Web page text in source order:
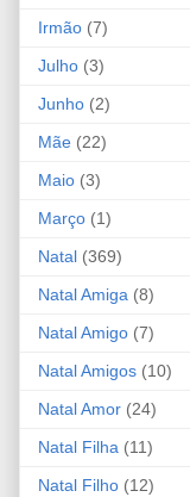
Irmão (7)
Julho (3)
Junho (2)
Mãe (22)
Maio (3)
Março (1)
Natal (369)
Natal Amiga (8)
Natal Amigo (7)
Natal Amigos (10)
Natal Amor (24)
Natal Filha (11)
Natal Filho (12)